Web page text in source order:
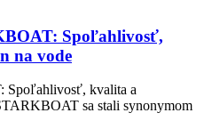
Spoľahlivosť,
na vode
Spoľahlivosť, kvalita a
sa stali synonymom